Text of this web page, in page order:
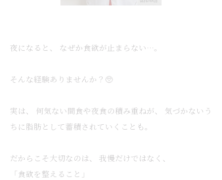
夜になると、 なぜか食欲が止まらない…。
そんな経験ありませんか？🥺
実は、 何気ない間食や夜食の積み重ねが、 気づかないう
ちに脂肪として蓄積されていくことも。
だからこそ大切なのは、 我慢だけではなく、
「食欲を整えること」